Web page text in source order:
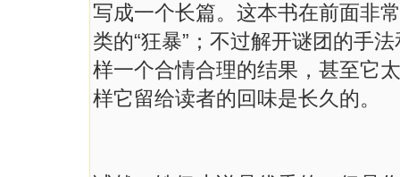
写成一个长篇。这本书在前面非
类的“狂暴”；不过解开谜团的手
样一个合情合理的结果，甚至它
样它留给读者的回味是长久的。